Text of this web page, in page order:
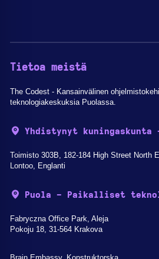
Tietoa meistä
The Codest - Kansainvälinen
teknologiakeskuksia Puolassa.
Yhdistynyt
Toimisto 303B, 182-184 High Street North
Lontoo, Englanti
Puola - Paikalliset
Fabryczna Office Park, Aleja
Pokoju 18, 31-564 Krakova